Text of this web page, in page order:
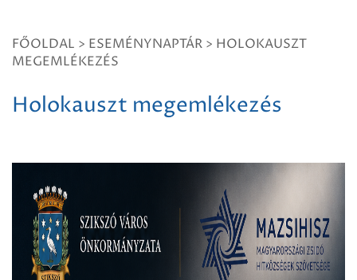
FŐOLDAL > ESEMÉNYNAPTÁR > HOLOKAUSZT
MEGEMLÉKEZÉS
Holokauszt megemlékezés